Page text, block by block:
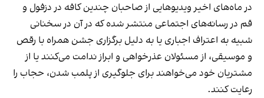
در ماه‌های اخیر ویدیوهایی از صاحبان چندین کافه در دزفول و
قم در رسانه‌های اجتماعی منتشر شده که در آن در سخنانی
شبیه به اعتراف اجباری یا به دلیل برگزاری جشن همراه با رقص
و موسیقی، از مسئولان عذرخواهی و ابراز ندامت می‌کنند یا از
مشتریان خود می‌خواهند برای جلوگیری از پلمب شدن، حجاب را
رعایت کنند.